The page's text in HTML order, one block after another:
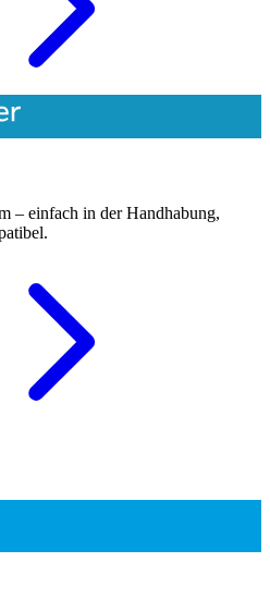
– einfach in der Handhabung,